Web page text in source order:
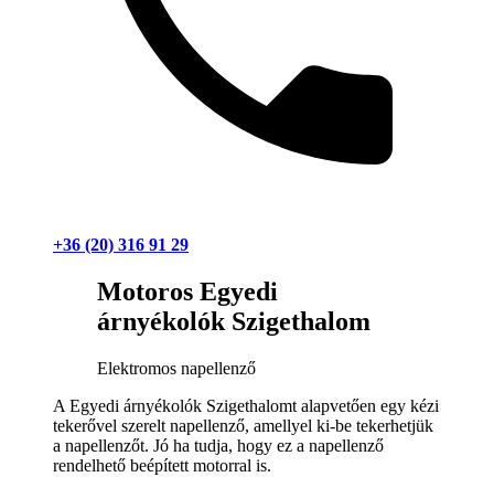
+36 (20) 316 91 29
Motoros Egyedi
árnyékolók Szigethalom
Elektromos napellenző
A Egyedi árnyékolók Szigethalomt alapvetően egy kézi
tekerővel szerelt napellenző, amellyel ki-be tekerhetjük
a napellenzőt. Jó ha tudja, hogy ez a napellenző
rendelhető beépített motorral is.